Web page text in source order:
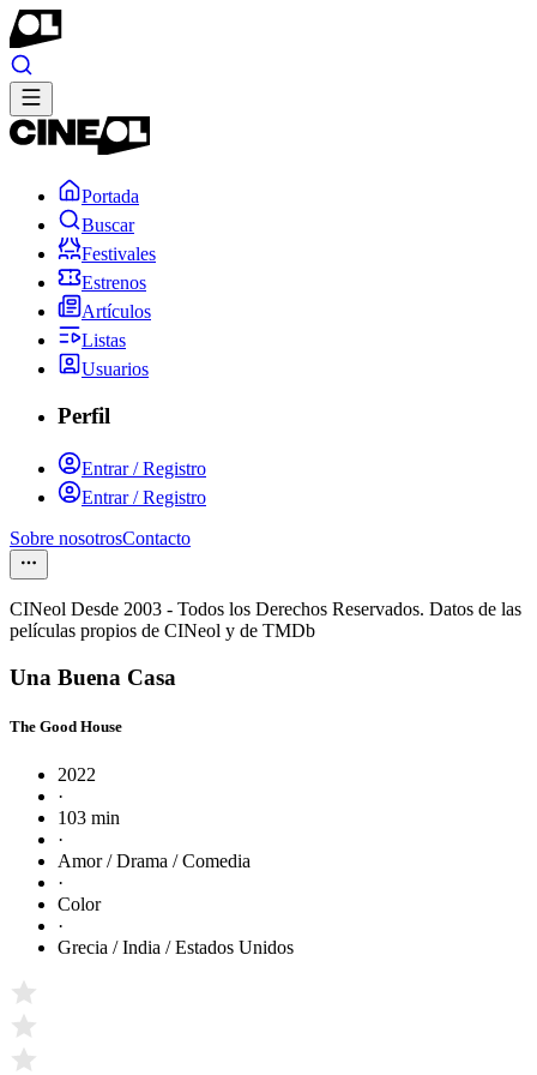
Portada
Buscar
Festivales
Estrenos
Artículos
Listas
Usuarios
Perfil
Entrar / Registro
Entrar / Registro
Sobre nosotrosContacto
CINeol Desde 2003 - Todos los Derechos Reservados. Datos de las
películas propios de CINeol y de TMDb
Una Buena Casa
The Good House
2022
·
103 min
·
Amor / Drama / Comedia
·
Color
·
Grecia / India / Estados Unidos